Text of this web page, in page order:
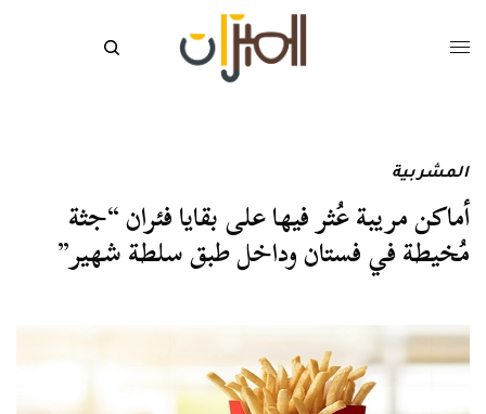
المشربية
أماكن مريبة عُثر فيها على بقايا فئران “جثة
مُخيطة في فستان وداخل طبق سلطة شهير”